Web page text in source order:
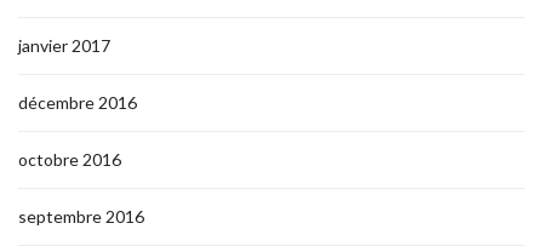
janvier 2017
décembre 2016
octobre 2016
septembre 2016